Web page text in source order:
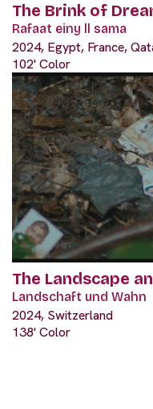
The Brink of
Rafaat einy ll sama
2024, Egypt, France,
102' Color
The Landscape
Landschaft und Wahn
2024, Switzerland
138' Color